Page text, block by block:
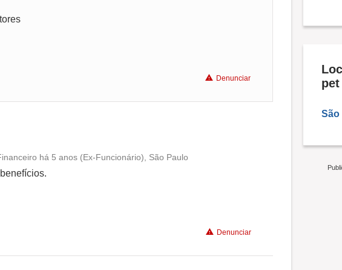
Denunciar
há 5 anos (Ex-Funcionário), São Paulo
Denunciar
São